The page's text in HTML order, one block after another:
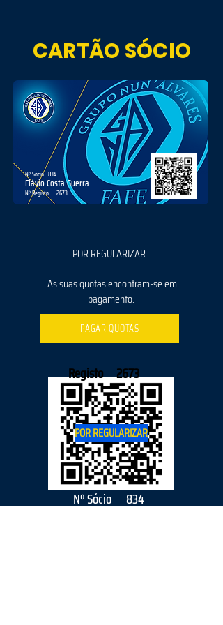
CARTÃO SÓCIO
834
Nº Sócio
Flávio Costa Guerra
2673
Nº Registo
POR REGULARIZAR
As suas quotas encontram-se em
pagamento.
PAGAR QUOTAS
834
Nº Sócio
Registo 2673
POR REGULARIZAR